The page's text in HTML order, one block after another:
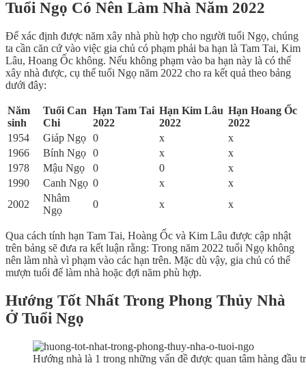
Tuổi Ngọ Có Nên Làm Nhà Năm 2022
Để xác định được năm xây nhà phù hợp cho người tuổi Ngọ, chúng
ta cần căn cứ vào việc gia chủ có phạm phải ba hạn là Tam Tai, Kim
Lâu, Hoang Ốc không. Nếu không phạm vào ba hạn này là có thể
xây nhà được, cụ thể tuổi Ngọ năm 2022 cho ra kết quả theo bảng
dưới đây:
Năm
sinh
Tuổi Can
Chi
Hạn Tam Tai
2022
Hạn Kim Lâu
2022
Hạn Hoang Ốc
2022
1954
Giáp Ngọ 0 x
x
1966
Bính Ngọ 0 x
x
1978
Mậu Ngọ 0 0
x
1990
Canh Ngọ 0 x
x
2002
Nhâm
Ngọ
0 x x
Qua cách tính hạn Tam Tai, Hoàng Ốc và Kim Lâu được cập nhật
trên bảng sẽ đưa ra kết luận rằng: Trong năm 2022 tuổi Ngọ không
nên làm nhà vì phạm vào các hạn trên. Mặc dù vậy, gia chủ có thể
mượn tuổi để làm nhà hoặc đợi năm phù hợp.
Hướng Tốt Nhất Trong Phong Thủy Nhà
Ở Tuổi Ngọ
Hướng nhà là 1 trong những vấn đề được quan tâm hàng đầu